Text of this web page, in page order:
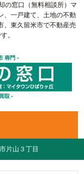
の窓口（無料相談所）マ
、一戸建て、土地の不動
、東久留米市で不動産売
。
片山３丁目